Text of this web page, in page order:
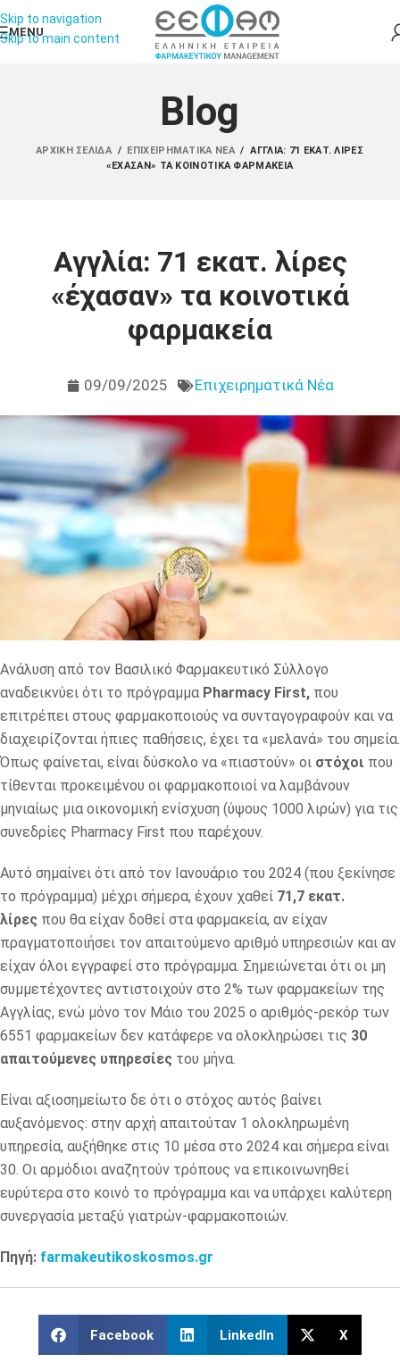
Skip to navigation
Skip to main content
MENU
Blog
ΑΡΧΙΚΉ ΣΕΛΊΔΑ / ΕΠΙΧΕΙΡΗΜΑΤΙΚΆ ΝΈΑ / ΑΓΓΛΊΑ: 71 ΕΚΑΤ. ΛΊΡΕΣ
«ΈΧΑΣΑΝ» ΤΑ ΚΟΙΝΟΤΙΚΆ ΦΑΡΜΑΚΕΊΑ
Αγγλία: 71 εκατ. λίρες
«έχασαν» τα κοινοτικά
φαρμακεία
09/09/2025 Επιχειρηματικά Νέα
Ανάλυση από τον Βασιλικό Φαρμακευτικό Σύλλογο
αναδεικνύει ότι το πρόγραμμα Pharmacy First, που
επιτρέπει στους φαρμακοποιούς να συνταγογραφούν και να
διαχειρίζονται ήπιες παθήσεις, έχει τα «μελανά» του σημεία.
Όπως φαίνεται, είναι δύσκολο να «πιαστούν» οι στόχοι που
τίθενται προκειμένου οι φαρμακοποιοί να λαμβάνουν
μηνιαίως μια οικονομική ενίσχυση (ύψους 1000 λιρών) για τις
συνεδρίες Pharmacy First που παρέχουν.
Αυτό σημαίνει ότι από τον Ιανουάριο του 2024 (που ξεκίνησε
το πρόγραμμα) μέχρι σήμερα, έχουν χαθεί 71,7 εκατ.
λίρες που θα είχαν δοθεί στα φαρμακεία, αν είχαν
πραγματοποιήσει τον απαιτούμενο αριθμό υπηρεσιών και αν
είχαν όλοι εγγραφεί στο πρόγραμμα. Σημειώνεται ότι οι μη
συμμετέχοντες αντιστοιχούν στο 2% των φαρμακείων της
Αγγλίας, ενώ μόνο τον Μάιο του 2025 ο αριθμός-ρεκόρ των
6551 φαρμακείων δεν κατάφερε να ολοκληρώσει τις 30
απαιτούμενες υπηρεσίες του μήνα.
Είναι αξιοσημείωτο δε ότι ο στόχος αυτός βαίνει
αυξανόμενος: στην αρχή απαιτούταν 1 ολοκληρωμένη
υπηρεσία, αυξήθηκε στις 10 μέσα στο 2024 και σήμερα είναι
30. Οι αρμόδιοι αναζητούν τρόπους να επικοινωνηθεί
ευρύτερα στο κοινό το πρόγραμμα και να υπάρχει καλύτερη
συνεργασία μεταξύ γιατρών-φαρμακοποιών.
Πηγή: farmakeutikoskosmos.gr
Facebook LinkedIn X